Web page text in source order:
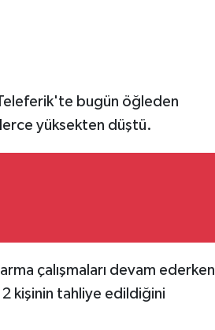
bugün öğleden
yüksekten düştü.
çalışmaları devam ederken
kişinin tahliye edildiğini